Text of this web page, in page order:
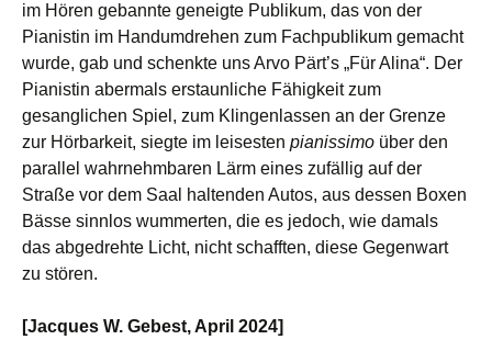
im Hören gebannte geneigte Publikum, das von der
Pianistin im Handumdrehen zum Fachpublikum gemacht
wurde, gab und schenkte uns Arvo Pärt’s „Für Alina“. Der
Pianistin abermals erstaunliche Fähigkeit zum
gesanglichen Spiel, zum Klingenlassen an der Grenze
zur Hörbarkeit, siegte im leisesten pianissimo über den
parallel wahrnehmbaren Lärm eines zufällig auf der
Straße vor dem Saal haltenden Autos, aus dessen Boxen
Bässe sinnlos wummerten, die es jedoch, wie damals
das abgedrehte Licht, nicht schafften, diese Gegenwart
zu stören.
[Jacques W. Gebest, April 2024]